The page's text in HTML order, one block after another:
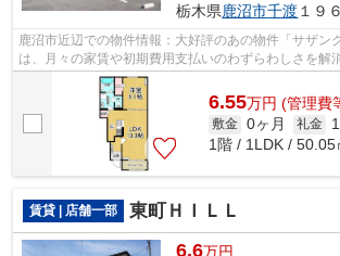
栃木県鹿沼市千渡 １９
鹿沼市近辺での物件情報：大好評のあの物件「サザン
は、月々の家賃や初期費用支払いのわずらわしさを解
らの物件はアパートです！駅近くに立...
6.55万円 (管理費
敷金 0ヶ月 礼金
1階 / 1LDK / 50.05
賃貸 | 店舗一部 東町ＨＩＬＬ
6.6万円